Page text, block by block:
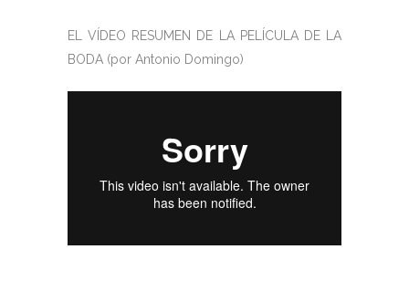
EL VÍDEO RESUMEN DE LA PELÍCULA DE LA
BODA (por Antonio Domingo)